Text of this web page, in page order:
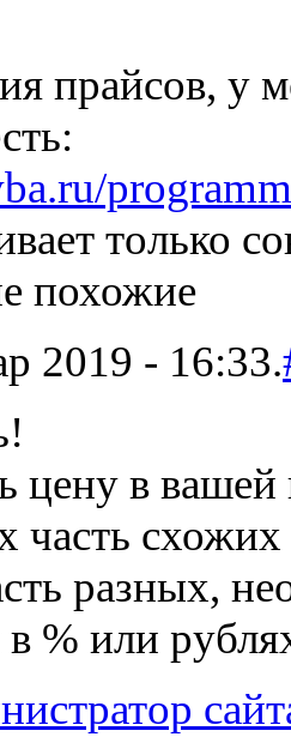
прайсов, у
только
похожие
2019 - 16:33.
цену в
часть
разных,
% или